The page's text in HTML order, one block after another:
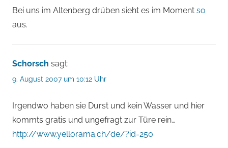
Bei uns im Altenberg drüben sieht es im Moment so
aus.
Schorsch sagt:
9. August 2007 um 10:12 Uhr
Irgendwo haben sie Durst und kein Wasser und hier
kommts gratis und ungefragt zur Türe rein…
http://www.yellorama.ch/de/?id=250